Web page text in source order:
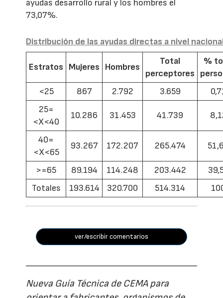
ayudas desarrollo rural y los hombres el
73,07%.
Distribución de las ayudas directas a nivel
Estratos Mujeres Hombres
Total
perceptores
%
<25
867 2.792 3.659
25=
<X<40
10.286 31.453 41.739
40=
<X<65
93.267 172.207 265.474
>=65 89.194 114.248 203.442
Totales
193.614 320.700 514.314
ver/escribir comentarios
Nueva Guía Técnica de CEMA para